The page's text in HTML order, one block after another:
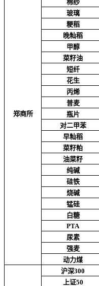
郑商所
棉纱
玻璃
粳稻
晚籼稻
甲醇
菜籽油
短纤
花生
丙烯
普麦
瓶片
对二甲苯
早籼稻
菜籽粕
油菜籽
纯碱
硅铁
烧碱
锰硅
白糖
PTA
尿素
强麦
动力煤
沪深300
上证50